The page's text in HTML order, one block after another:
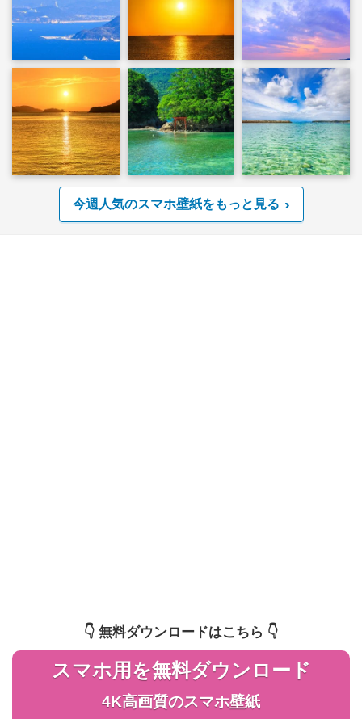
今週人気のスマホ壁紙をもっと見る
👇️ 無料ダウンロードはこちら 👇️
スマホ用を無料ダウンロード
4K高画質のスマホ壁紙